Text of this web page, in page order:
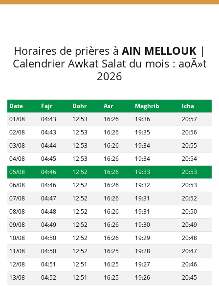
Horaires de prières à AIN MELLOUK |
Calendrier Awkat Salat du mois : aoÃ»t
2026
Date Fajr Dohr Asr Maghrib
Icha
01/08
04:43 12:53 16:26 19:36
20:57
02/08
04:43 12:53 16:26 19:35
20:56
03/08
04:44 12:53 16:26 19:34
20:55
04/08
04:45 12:53 16:26 19:34
20:54
05/08
04:46 12:52 16:26 19:33
20:53
06/08
04:46 12:52 16:26 19:32
20:53
07/08
04:47 12:52 16:26 19:31
20:52
08/08
04:48 12:52 16:26 19:31
20:50
09/08
04:49 12:52 16:26 19:30
20:49
10/08
04:50 12:52 16:26 19:29
20:48
11/08
04:50 12:52 16:25 19:28
20:47
12/08
04:51 12:51 16:25 19:27
20:46
13/08
04:52 12:51 16:25 19:26
20:45